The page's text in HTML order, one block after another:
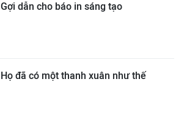
Gợi dẫn cho báo in sáng tạo
Họ đã có một thanh xuân như thế